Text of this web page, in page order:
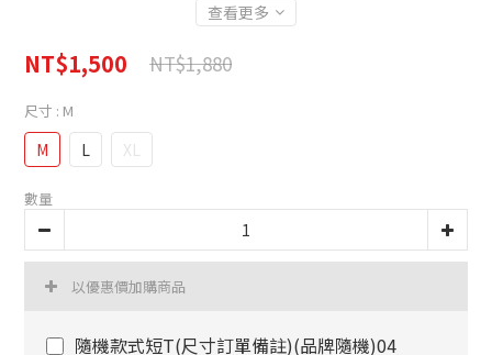
查看更多
NT$1,500 NT$1,880
尺寸 : M
M L XL
數量
以優惠價加購商品
隨機款式短T(尺寸訂單備註)(品牌隨機)04